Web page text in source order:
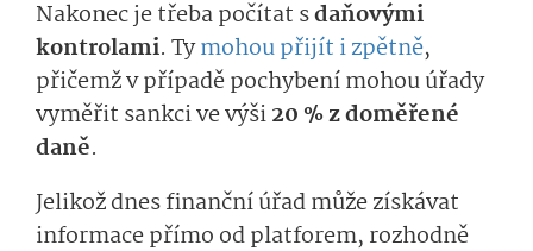
Nakonec je třeba počítat sdaňovými
kontrolami. Tymohou přijít i zpětně,
přičemž v případě pochybení mohou úřady
vyměřit sankci ve výši20 % z doměřené
daně.
Jelikož dnes finanční úřad může získávat
informace přímo od platforem, rozhodně